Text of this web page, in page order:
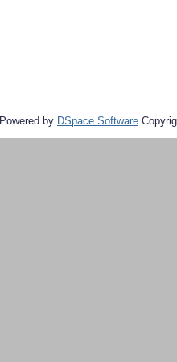
Powered by DSpace Software